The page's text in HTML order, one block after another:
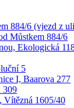
884/6 (vjezd z
Můstkem 884/6
Ekologická
5
I, Baarova 277
309
Vítězná 1605/40